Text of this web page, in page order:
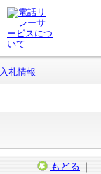
入札情報
もどる ｜